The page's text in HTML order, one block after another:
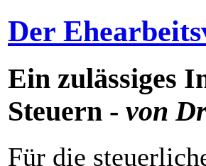
Der
Ein zulässiges
Steuern - von
Für die